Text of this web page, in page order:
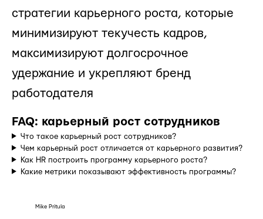
стратегии карьерного роста, которые
минимизируют текучесть кадров,
максимизируют долгосрочное
удержание и укрепляют бренд
работодателя
FAQ: карьерный рост сотрудников
Что такое карьерный рост сотрудников?
Чем карьерный рост отличается от карьерного развития?
Как HR построить программу карьерного роста?
Какие метрики показывают эффективность программы?
Mike Pritula